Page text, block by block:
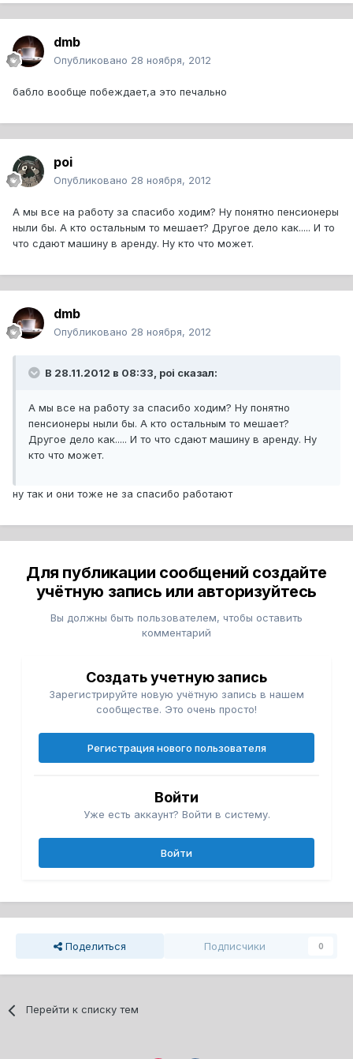
dmb
Опубликовано 28 ноября, 2012
бабло вообще побеждает,а это печально
poi
Опубликовано 28 ноября, 2012
А мы все на работу за спасибо ходим? Ну понятно пенсионеры
ныли бы. А кто остальным то мешает? Другое дело как..... И то
что сдают машину в аренду. Ну кто что может.
dmb
Опубликовано 28 ноября, 2012
В 28.11.2012 в 08:33, poi сказал:
А мы все на работу за спасибо ходим? Ну понятно
пенсионеры ныли бы. А кто остальным то мешает?
Другое дело как..... И то что сдают машину в аренду. Ну
кто что может.
ну так и они тоже не за спасибо работают
Для публикации сообщений создайте
учётную запись или авторизуйтесь
Вы должны быть пользователем, чтобы оставить
комментарий
Создать учетную запись
Зарегистрируйте новую учётную запись в нашем
сообществе. Это очень просто!
Регистрация нового пользователя
Войти
Уже есть аккаунт? Войти в систему.
Войти
Поделиться Подписчики 0
Перейти к списку тем